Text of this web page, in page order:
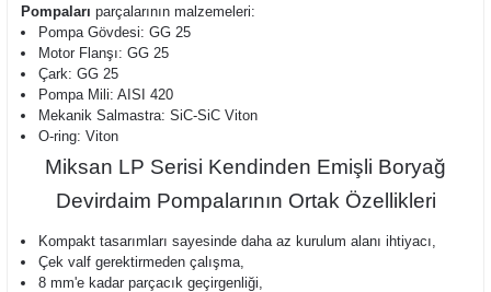
Pompaları parçalarının malzemeleri:
Pompa Gövdesi: GG 25
Motor Flanşı: GG 25
Çark: GG 25
Pompa Mili: AISI 420
Mekanik Salmastra: SiC-SiC Viton
O-ring: Viton
Miksan LP Serisi Kendinden Emişli Boryağ
Devirdaim Pompalarının Ortak Özellikleri
Kompakt tasarımları sayesinde daha az kurulum alanı ihtiyacı,
Çek valf gerektirmeden çalışma,
8 mm'e kadar parçacık geçirgenliği,